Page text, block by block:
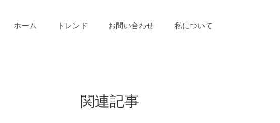
ホーム トレンド お問い合わせ 私について
関連記事